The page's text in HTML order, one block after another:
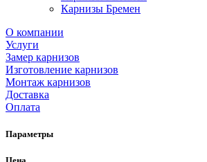
Карнизы Бремен
О компании
Услуги
Замер карнизов
Изготовление карнизов
Монтаж карнизов
Доставка
Оплата
Параметры